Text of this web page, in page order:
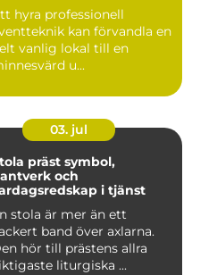
hyra professionell
kan förvandla en
vanlig lokal till en
u...
03. jul
präst symbol,
och
i tjänst
stola är mer än ett
band över axlarna.
hör till prästens allra
liturgiska ...